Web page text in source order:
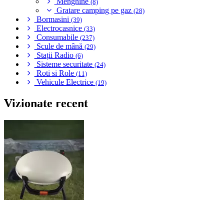
(8)
Gratare camping pe gaz (28)
Bormasini (39)
Electrocasnice (33)
Consumabile (237)
Scule de mână (29)
Stații Radio (6)
Sisteme securitate (24)
Roti si Role (11)
Vehicule Electrice (19)
Vizionate recent